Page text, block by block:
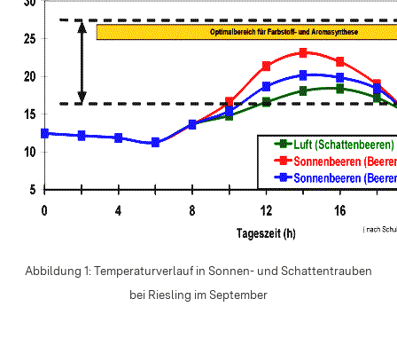
Abbildung 1: Temperaturverlauf in Sonnen- und Schattentrauben
bei Riesling im September